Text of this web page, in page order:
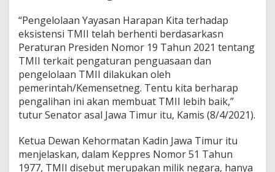
o
f
e
s
i
o
a
l
n
o
“Pengelolaan Yayasan Harapan Kita terhadap
eksistensi TMII telah berhenti berdasarkasn
Peraturan Presiden Nomor 19 Tahun 2021 tentang
TMII terkait pengaturan penguasaan dan
pengelolaan TMII dilakukan oleh
pemerintah/Kemensetneg. Tentu kita berharap
pengalihan ini akan membuat TMII lebih baik,”
tutur Senator asal Jawa Timur itu, Kamis (8/4/2021).
Ketua Dewan Kehormatan Kadin Jawa Timur itu
menjelaskan, dalam Keppres Nomor 51 Tahun
1977, TMII disebut merupakan milik negara, hanya